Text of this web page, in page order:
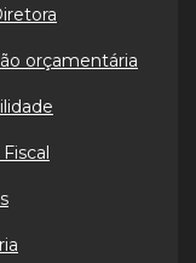
orçamentária